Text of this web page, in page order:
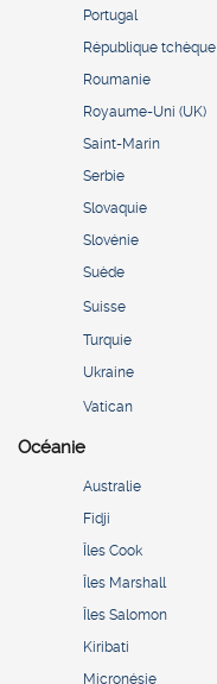
Portugal
République tchèque
Roumanie
Royaume-Uni (UK)
Saint-Marin
Serbie
Slovaquie
Slovénie
Suède
Suisse
Turquie
Ukraine
Vatican
Océanie
Australie
Fidji
Îles Cook
Îles Marshall
Îles Salomon
Kiribati
Micronésie